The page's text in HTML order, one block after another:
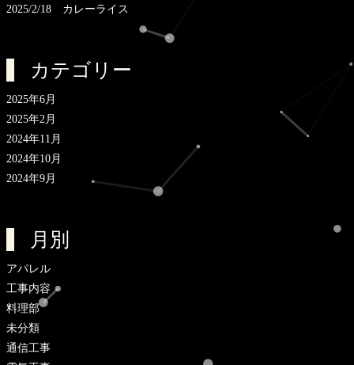
2025/2/18 カレーライス
カテゴリー
2025年6月
2025年2月
2024年11月
2024年10月
2024年9月
月別
アパレル
工事内容
料理部
未分類
通信工事